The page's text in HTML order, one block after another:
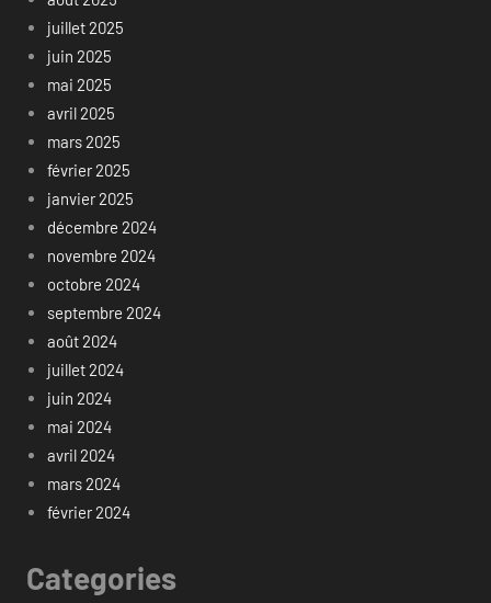
juillet 2025
juin 2025
mai 2025
avril 2025
mars 2025
février 2025
janvier 2025
décembre 2024
novembre 2024
octobre 2024
septembre 2024
août 2024
juillet 2024
juin 2024
mai 2024
avril 2024
mars 2024
février 2024
Categories